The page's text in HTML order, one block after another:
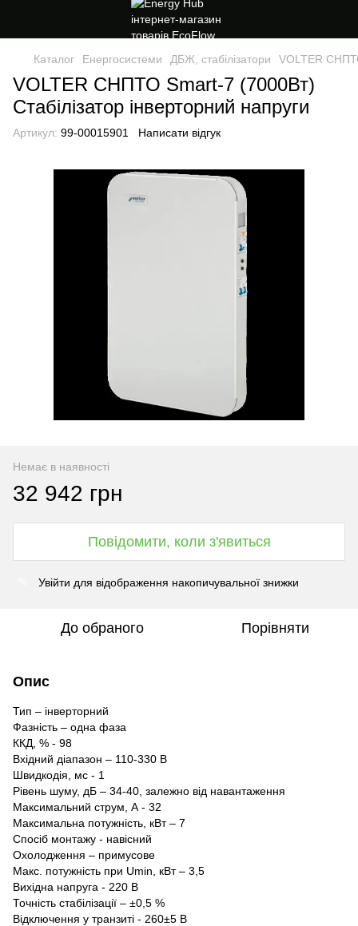
Каталог Енергосистеми ДБЖ, стабілізатори VOLTER
VOLTER СНПТО Smart-7 (7000Вт)
Стабілізатор інверторний напруги
Артикул: 99-00015901 Написати відгук
Немає в наявності
32 942 грн
Повідомити, коли з'явиться
Увійти для відображення накопичувальної знижки
До обраного Порівняти
Опис
Тип – інверторний
Фазність – одна фаза
ККД, % - 98
Вхідний діапазон – 110-330 В
Швидкодія, мс - 1
Рівень шуму, дБ – 34-40, залежно від навантаження
Максимальний струм, А - 32
Максимальна потужність, кВт – 7
Спосіб монтажу - навісний
Охолодження – примусове
Макс. потужність при Umin, кВт – 3,5
Вихідна напруга - 220 В
Точність стабілізації – ±0,5 %
Відключення у транзиті - 260±5 В